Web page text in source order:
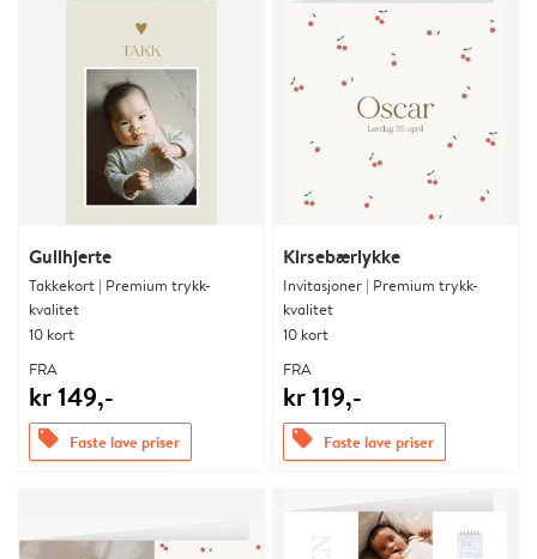
Gullhjerte
Takkekort | Premium trykk-
kvalitet
10 kort
FRA
kr 149,-
offers Faste lave priser
Kirsebærlykke
Invitasjoner | Premium trykk-
kvalitet
10 kort
FRA
kr 119,-
offers Faste lave priser